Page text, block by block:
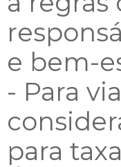
e bem-
- Para
para